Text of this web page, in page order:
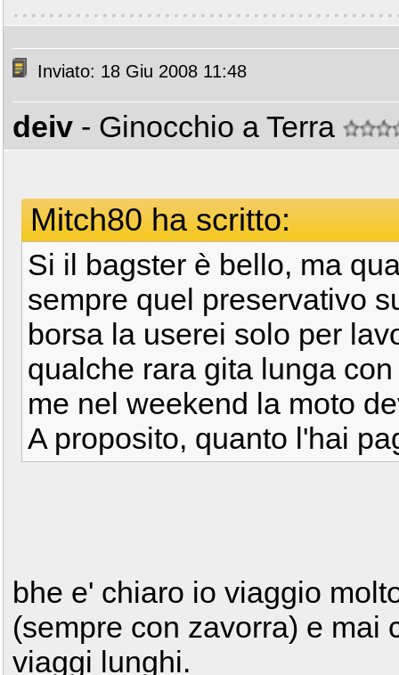
Inviato: 18 Giu 2008 11:48
deiv - Ginocchio a Terra
Mitch80 ha scritto:
Si il bagster è bello, ma
sempre quel preservativo
borsa la userei solo per
qualche rara gita lunga
me nel weekend la moto
A proposito, quanto l'hai
bhe e' chiaro io viaggio
(sempre con zavorra) e mai
viaggi lunghi.